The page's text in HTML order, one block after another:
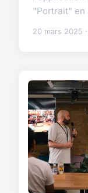
"Portrait" en
20 mars 2025